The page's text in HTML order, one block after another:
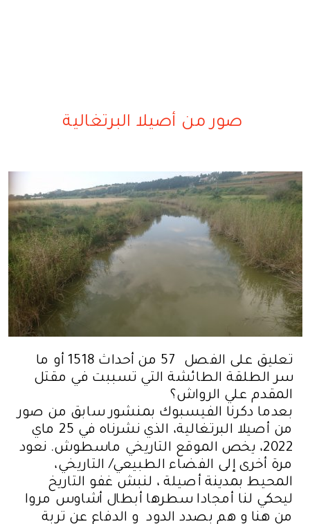
تعليق على الفصل 57 من أحداث 1518 أو ما
سر الطلقة الطائشة التي تسببت في مقتل
المقدم علي الرواش؟
بعدما دكرنا الفيسبوك بمنشور سابق من صور
من أصيلا البرتغالية، الذي نشرناه في 25 ماي
2022، يخص الموقع التاريخي ماسطوش. نعود
مرة أخرى إلى الفضاء الطبيعي/ التاريخي،
المحيط بمدينة أصيلة ، لنبش غفو التاريخ
ليحكي لنا أمجادا سطرها أبطال أشاوس مروا
من هنا و هم بصدد الدود و الدفاع عن تربة
صور من أصيلا البرتغالية